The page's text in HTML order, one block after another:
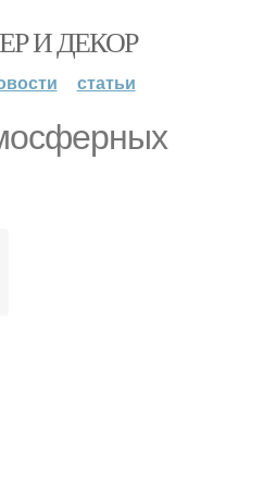
И ДЕКОР
статьи